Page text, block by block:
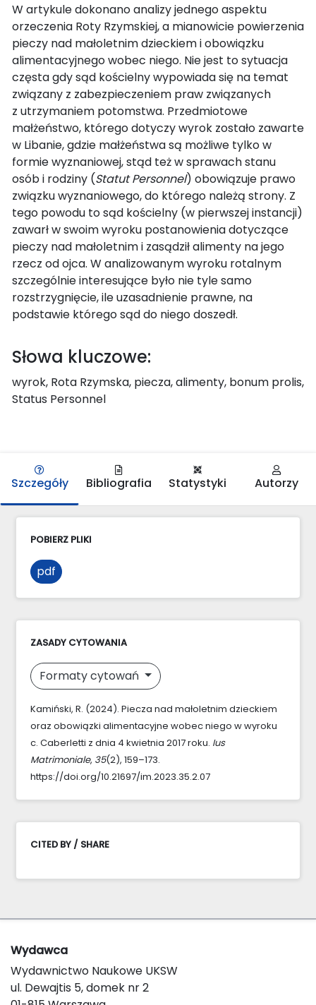
W artykule dokonano analizy jednego aspektu
orzeczenia Roty Rzymskiej, a mianowicie powierzenia
pieczy nad małoletnim dzieckiem i obowiązku
alimentacyjnego wobec niego. Nie jest to sytuacja
częsta gdy sąd kościelny wypowiada się na temat
związany z zabezpieczeniem praw związanych
z utrzymaniem potomstwa. Przedmiotowe
małżeństwo, którego dotyczy wyrok zostało zawarte
w Libanie, gdzie małżeństwa są możliwe tylko w
formie wyznaniowej, stąd też w sprawach stanu
osób i rodziny (Statut Personnel) obowiązuje prawo
związku wyznaniowego, do którego należą strony. Z
tego powodu to sąd kościelny (w pierwszej instancji)
zawarł w swoim wyroku postanowienia dotyczące
pieczy nad małoletnim i zasądził alimenty na jego
rzecz od ojca. W analizowanym wyroku rotalnym
szczególnie interesujące było nie tyle samo
rozstrzygnięcie, ile uzasadnienie prawne, na
podstawie którego sąd do niego doszedł.
Słowa kluczowe:
wyrok, Rota Rzymska, piecza, alimenty, bonum prolis,
Status Personnel
Szczegóły Bibliografia Statystyki Autorzy
POBIERZ PLIKI
pdf
ZASADY CYTOWANIA
Formaty cytowań
Kamiński, R. (2024). Piecza nad małoletnim dzieckiem
oraz obowiązki alimentacyjne wobec niego w wyroku
c. Caberletti z dnia 4 kwietnia 2017 roku. Ius
Matrimoniale, 35(2), 159–173.
https://doi.org/10.21697/im.2023.35.2.07
CITED BY / SHARE
Wydawca
Wydawnictwo Naukowe UKSW
ul. Dewajtis 5, domek nr 2